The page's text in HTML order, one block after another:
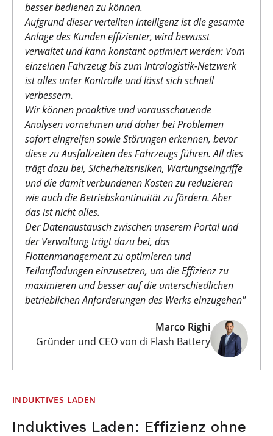
besser bedienen zu können.
Aufgrund dieser verteilten Intelligenz ist die gesamte
Anlage des Kunden effizienter, wird bewusst
verwaltet und kann konstant optimiert werden: Vom
einzelnen Fahrzeug bis zum Intralogistik-Netzwerk
ist alles unter Kontrolle und lässt sich schnell
verbessern.
Wir können proaktive und vorausschauende
Analysen vornehmen und daher bei Problemen
sofort eingreifen sowie Störungen erkennen, bevor
diese zu Ausfallzeiten des Fahrzeugs führen. All dies
trägt dazu bei, Sicherheitsrisiken, Wartungseingriffe
und die damit verbundenen Kosten zu reduzieren
wie auch die Betriebskontinuität zu fördern. Aber
das ist nicht alles.
Der Datenaustausch zwischen unserem Portal und
der Verwaltung trägt dazu bei, das
Flottenmanagement zu optimieren und
Teilaufladungen einzusetzen, um die Effizienz zu
maximieren und besser auf die unterschiedlichen
betrieblichen Anforderungen des Werks einzugehen"
Marco Righi
Gründer und CEO von di Flash Battery
INDUKTIVES LADEN
Induktives Laden: Effizienz ohne